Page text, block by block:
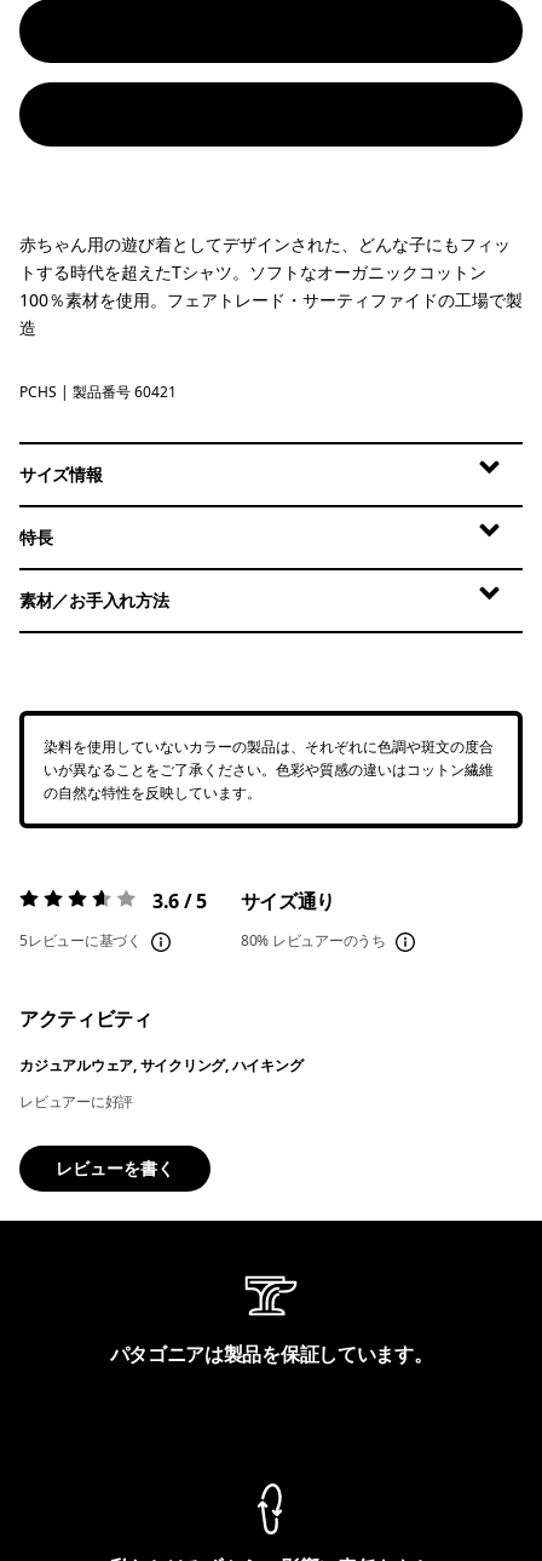
赤ちゃん用の遊び着としてデザインされた、どんな子にもフィッ
トする時代を超えたTシャツ。ソフトなオーガニックコットン
100％素材を使用。フェアトレード・サーティファイドの工場で製
造
Peach Sherbet
PCHS | 製品番号 60421
サイズ情報
特長
素材／お手入れ方法
染料を使用していないカラーの製品は、それぞれに色調や斑文の度合
いが異なることをご了承ください。色彩や質感の違いはコットン繊維
の自然な特性を反映しています。
評価:3.6 / 5 3.6 / 5
5レビューに基づく
サイズ通り
80% レビュアーのうち
アクティビティ
カジュアルウェア, サイクリング, ハイキング
レビュアーに好評
レビューを書く
パタゴニアは製品を保証しています。